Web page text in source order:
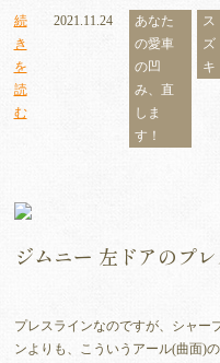
続
き
を
読
む
2021.11.24
あなた
の愛車
の凹
み、直
しま
す！
ス
ズ
キ
ジムニー 左ドアのプ
プレスラインなのですが、シャー
ンよりも、こういうアール(曲面)